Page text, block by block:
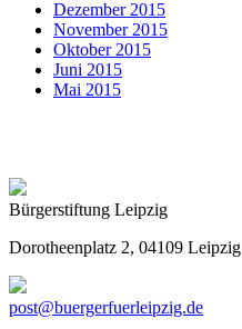
Dezember 2015
November 2015
Oktober 2015
Juni 2015
Mai 2015
Bürgerstiftung Leipzig
Dorotheenplatz 2, 04109 Leipzig
post@buergerfuerleipzig.de